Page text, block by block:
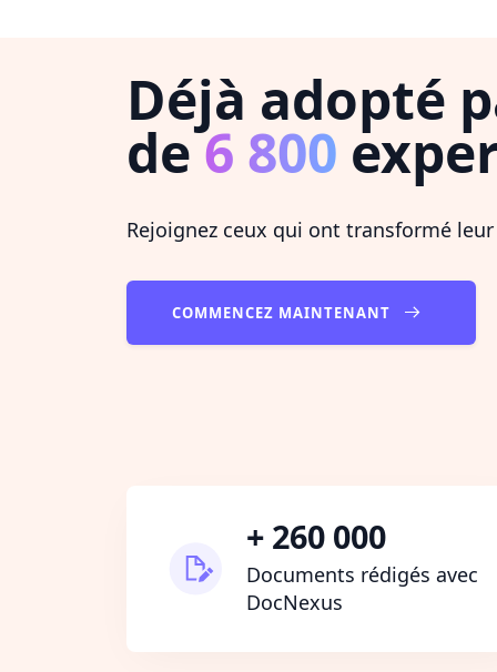
Déjà adopté
de6 800
Rejoignez ceux qui ont transformé
COMMENCEZ MAINTENANT
+ 260 000
Documents rédigés avec
DocNexus